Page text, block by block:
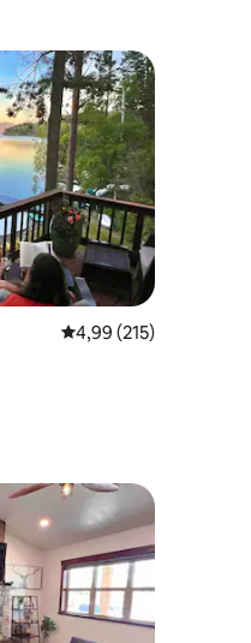
126
Wybór gości
Średnia ocena: 4,99
4,99 (215)
Wybór gości